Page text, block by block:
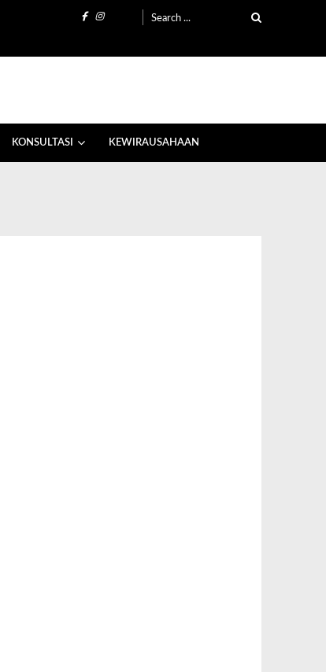
KONSULTASI KEWIRAUSAHAAN